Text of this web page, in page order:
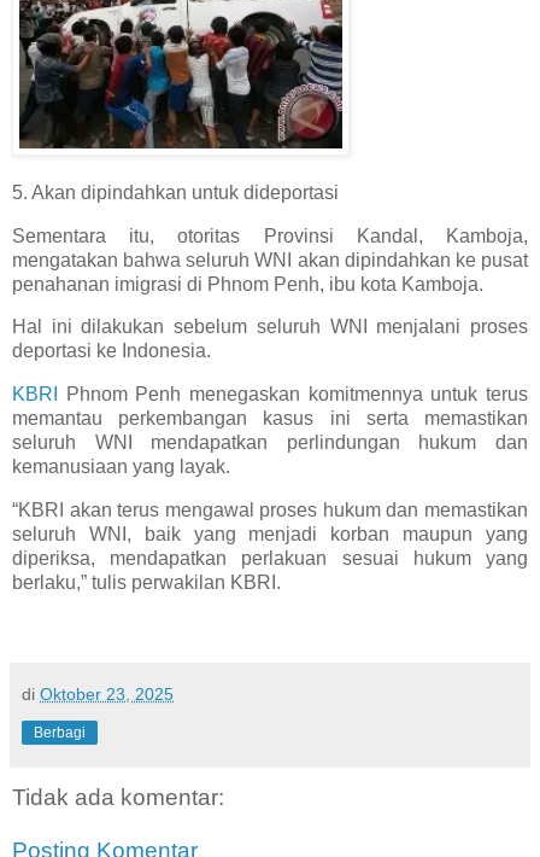
5. Akan dipindahkan untuk dideportasi
Sementara itu, otoritas Provinsi Kandal, Kamboja,
mengatakan bahwa seluruh WNI akan dipindahkan ke pusat
penahanan imigrasi di Phnom Penh, ibu kota Kamboja.
Hal ini dilakukan sebelum seluruh WNI menjalani proses
deportasi ke Indonesia.
KBRI
Phnom Penh menegaskan komitmennya untuk terus
memantau perkembangan kasus ini serta memastikan
seluruh WNI mendapatkan perlindungan hukum dan
kemanusiaan yang layak.
“KBRI akan terus mengawal proses hukum dan memastikan
seluruh WNI, baik yang menjadi korban maupun yang
diperiksa, mendapatkan perlakuan sesuai hukum yang
berlaku,” tulis perwakilan KBRI.
di Oktober 23, 2025
Berbagi
Tidak ada komentar:
Posting Komentar